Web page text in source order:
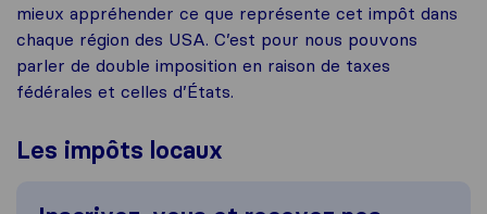
mieux appréhender ce que représente cet impôt dans
chaque région des USA. C’est pour nous pouvons
parler de double imposition en raison de taxes
fédérales et celles d’États.
Les impôts locaux